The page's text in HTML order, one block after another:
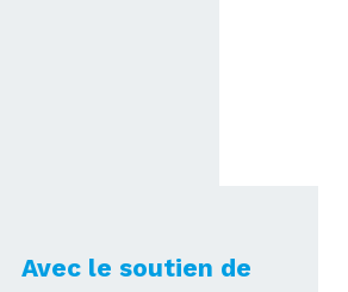
Avec le soutien de